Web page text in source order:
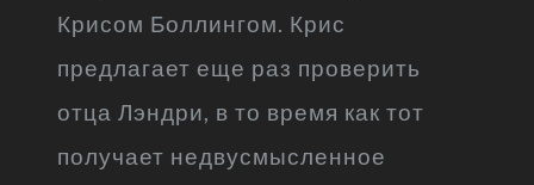
Крисом Боллингом. Крис
предлагает еще раз проверить
отца Лэндри, в то время как тот
получает недвусмысленное